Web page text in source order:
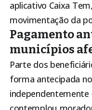
aplicativo Caixa
movimentação da
Pagamento
municípios
Parte dos
forma antecipada
independentemente